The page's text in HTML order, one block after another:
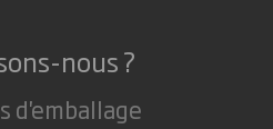
nous ?
d'emballage